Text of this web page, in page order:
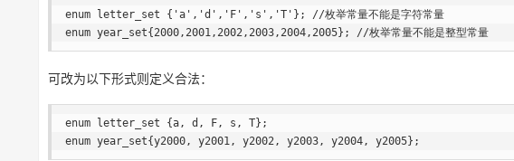
enum letter_set {'a','d','F','s','T'}; //枚举常量不能是字符常量
enum year_set{2000,2001,2002,2003,2004,2005}; //枚举常量不能是整型常量
可改为以下形式则定义合法：
enum letter_set {a, d, F, s, T};
enum year_set{y2000, y2001, y2002, y2003, y2004, y2005};